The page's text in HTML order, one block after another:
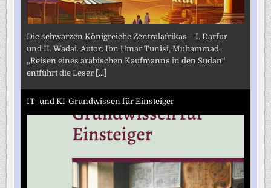
Die schwarzen Königreiche Zentralafrikas – I. Darfur
und II. Wadai. Autor: Ibn Umar Tunisi, Muhammad.
„Reisen eines arabischen Kaufmanns in den Sudan“
entführt die Leser [...]
IT- und KI-Grundwissen für Einsteiger